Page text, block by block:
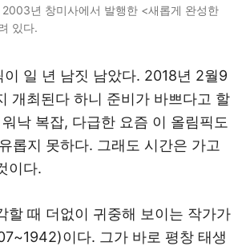
2003년 창미사에서 발행한 <새롭게 완성한
있다.
이 일 년 남짓 남았다. 2018년 2월9
개최된다 하니 준비가 바쁘다고 할
낙 복잡, 다급한 요즘 이 올림픽도
롭지 못하다. 그래도 시간은 가고
이다.
할 때 더없이 귀중해 보이는 작가가
이다. 그가 바로 평창 태생